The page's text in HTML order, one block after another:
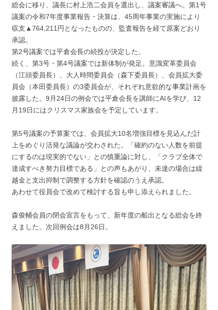
総会に移り、議長に村上浩二会員を選出し、議案審議へ。第1号
議案の令和7年度事業報告・決算は、45周年事業の実施により
収支▲764,211円となったものの、監査報告を経て原案どおり
承認。
第2号議案では平倉会長の続投が決定した。
続く、第3号・第4号議案では新体制が発足。意識変革委員会
（江頭委員長）、大人時間委員会（森下委員長）、会員拡大委
員会（本田委員長）の3委員会が、それぞれ意欲的な事業計画を
披露した。9月24日の例会では平倉会長を講師にAIを学び、12
月19日にはクリスマス家族会を予定しています。
第5号議案の予算案では、会員拡大10名増強目標を見込んだ計
上をめぐり活発な議論が交わされた。「確約のない人数を前提
にするのは現実的でない」との慎重論に対し、「クラブ全体で
達成すべき努力目標である」との声もあがり、未達の場合は繰
越金と支出抑制で調整する方針を確認のうえ承認。
あわせて役員会で改めて検討する旨も申し添えられました。
森俊輔会員の閉会宣言をもって、新年度の船出となる総会を終
えました。次回例会は8月26日。